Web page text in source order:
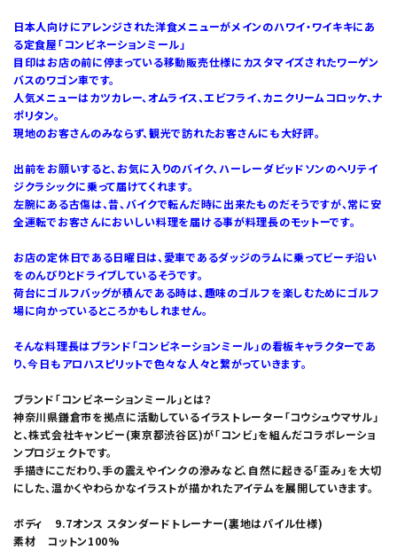
日本人向けにアレンジされた洋食メニューがメインのハワイ・ワイキキにあ
る定食屋「コンビネーションミール」
目印はお店の前に停まっている移動販売仕様にカスタマイズされたワーゲン
バスのワゴン車です。
人気メニューはカツカレー、オムライス、エビフライ、カニクリームコロッケ、ナ
ポリタン。
現地のお客さんのみならず、観光で訪れたお客さんにも大好評。
出前をお願いすると、お気に入りのバイク、ハーレーダビッドソンのヘリテイ
ジクラシックに乗って届けてくれます。
左腕にある古傷は、昔、バイクで転んだ時に出来たものだそうですが、常に安
全運転でお客さんにおいしい料理を届ける事が料理長のモットーです。
お店の定休日である日曜日は、愛車であるダッジのラムに乗ってビーチ沿い
をのんびりとドライブしているそうです。
荷台にゴルフバッグが積んである時は、趣味のゴルフを楽しむためにゴルフ
場に向かっているところかもしれません。
そんな料理長はブランド「コンビネーションミール」の看板キャラクターであ
り、今日もアロハスピリットで色々な人々と繋がっていきます。
ブランド「コンビネーションミール」とは？
神奈川県鎌倉市を拠点に活動しているイラストレーター「コウシュウマサル」
と、株式会社キャンビー(東京都渋谷区)が「コンビ」を組んだコラボレーショ
ンプロジェクトです。
手描きにこだわり、手の震えやインクの滲みなど、自然に起きる「歪み」を大切
にした、温かくやわらかなイラストが描かれたアイテムを展開していきます。
ボディ 9.7オンス スタンダードトレーナー(裏地はパイル仕様)
素材 コットン100%